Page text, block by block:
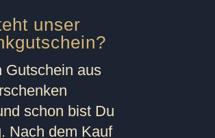
unser
Gutschein aus
schon bist Du
Nach dem Kauf